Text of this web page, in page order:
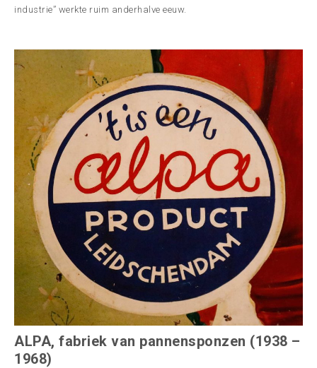
industrie” werkte ruim anderhalve eeuw.
ALPA, fabriek van pannensponzen (1938 –
1968)